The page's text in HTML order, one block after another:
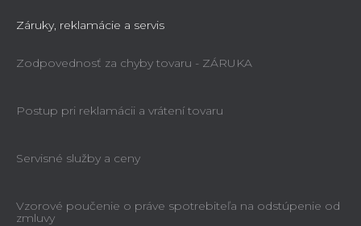
Záruky, reklamácie a servis
Zodpovednosť za chyby tovaru - ZÁRUKA
Postup pri reklamácii a vrátení tovaru
Servisné služby a ceny
Vzorové poučenie o práve spotrebiteľa na odstúpenie od
zmluvy